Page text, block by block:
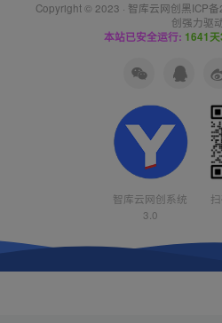
Copyright © 2023 · 智库云网创黑ICP
创强力驱
本站已安全运行: 1641
智库云网创系统
3.0